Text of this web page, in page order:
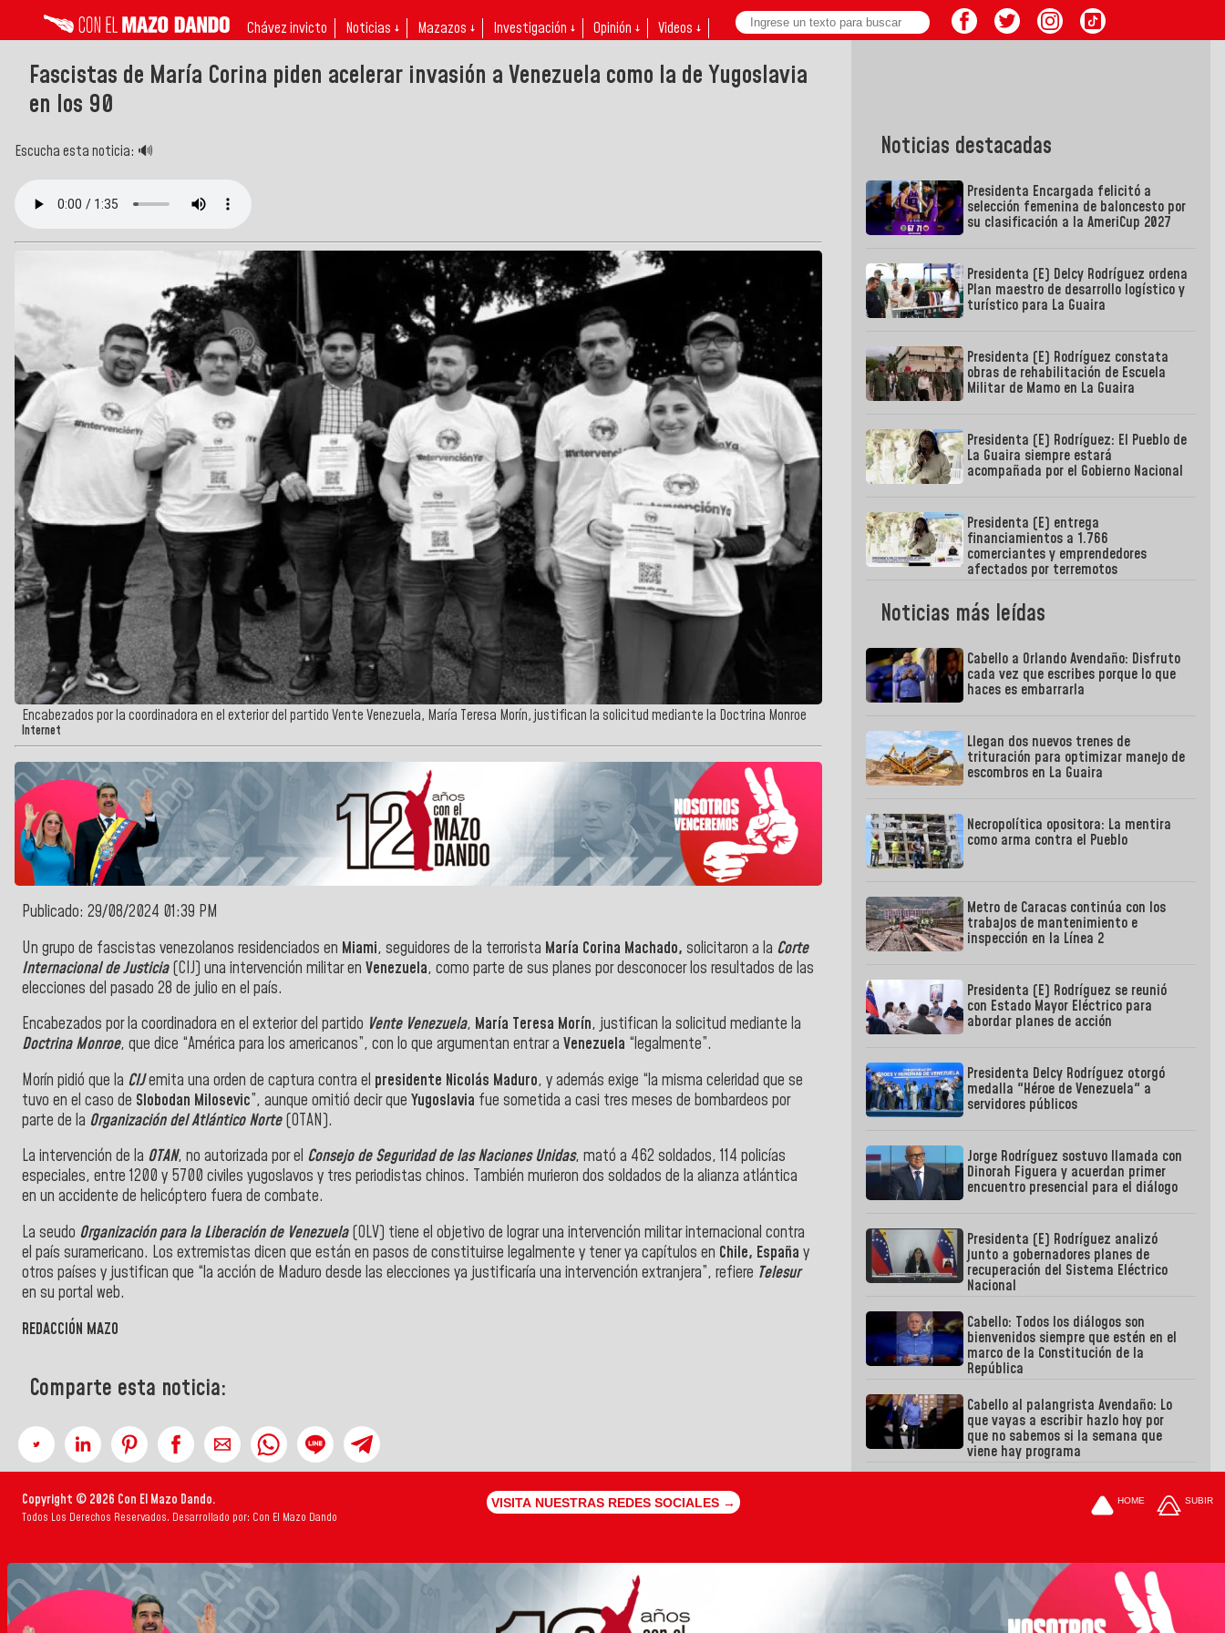
Chávez invicto Noticias ↓ Mazazos ↓ Investigación ↓ Opinión ↓ Videos ↓
Fascistas de María Corina piden acelerar invasión a Venezuela como la de Yugoslavia
en los 90
Escucha esta noticia: 🔊
Encabezados por la coordinadora en el exterior del partido Vente Venezuela, María Teresa Morín, justifican la solicitud mediante la Doctrina Monroe
Internet
Publicado: 29/08/2024 01:39 PM
Un grupo de fascistas venezolanos residenciados en Miami, seguidores de la terrorista María Corina Machado, solicitaron a la Corte
Internacional de Justicia(CIJ) una intervención militar en Venezuela, como parte de sus planes por desconocer los resultados de las
elecciones del pasado 28 de julio en el país.
Encabezados por la coordinadora en el exterior del partido Vente Venezuela, María Teresa Morín, justifican la solicitud mediante la
Doctrina Monroe, que dice “América para los americanos”, con lo que argumentan entrar a Venezuela “legalmente”.
Morín pidió que la CIJemita una orden de captura contra el presidente Nicolás Maduro, y además exige “la misma celeridad que se
tuvo en el caso de Slobodan Milosevic”, aunque omitió decir que Yugoslavia fue sometida a casi tres meses de bombardeos por
parte de la Organización del Atlántico Norte(OTAN).
La intervención de la OTAN, no autorizada por el Consejo de Seguridad de las Naciones Unidas, mató a 462 soldados, 114 policías
especiales, entre 1200 y 5700 civiles yugoslavos y tres periodistas chinos. También murieron dos soldados de la alianza atlántica
en un accidente de helicóptero fuera de combate.
La seudo Organización para la Liberación de Venezuela(OLV) tiene el objetivo de lograr una intervención militar internacional contra
el país suramericano. Los extremistas dicen que están en pasos de constituirse legalmente y tener ya capítulos en Chile, España y
otros países y justifican que “la acción de Maduro desde las elecciones ya justificaría una intervención extranjera”, refiere Telesur
en su portal web.
REDACCIÓN MAZO
Comparte esta noticia:
Noticias destacadas
Presidenta Encargada felicitó a
selección femenina de baloncesto por
su clasificación a la AmeriCup 2027
Presidenta (E) Delcy Rodríguez ordena
Plan maestro de desarrollo logístico y
turístico para La Guaira
Presidenta (E) Rodríguez constata
obras de rehabilitación de Escuela
Militar de Mamo en La Guaira
Presidenta (E) Rodríguez: El Pueblo de
La Guaira siempre estará
acompañada por el Gobierno Nacional
Presidenta (E) entrega
financiamientos a 1.766
comerciantes y emprendedores
afectados por terremotos
Noticias más leídas
Cabello a Orlando Avendaño: Disfruto
cada vez que escribes porque lo que
haces es embarrarla
Llegan dos nuevos trenes de
trituración para optimizar manejo de
escombros en La Guaira
Necropolítica opositora: La mentira
como arma contra el Pueblo
Metro de Caracas continúa con los
trabajos de mantenimiento e
inspección en la Línea 2
Presidenta (E) Rodríguez se reunió
con Estado Mayor Eléctrico para
abordar planes de acción
Presidenta Delcy Rodríguez otorgó
medalla "Héroe de Venezuela" a
servidores públicos
Jorge Rodríguez sostuvo llamada con
Dinorah Figuera y acuerdan primer
encuentro presencial para el diálogo
Presidenta (E) Rodríguez analizó
junto a gobernadores planes de
recuperación del Sistema Eléctrico
Nacional
Cabello: Todos los diálogos son
bienvenidos siempre que estén en el
marco de la Constitución de la
República
Cabello al palangrista Avendaño: Lo
que vayas a escribir hazlo hoy por
que no sabemos si la semana que
viene hay programa
Copyright © 2026 Con El Mazo Dando.
Todos Los Derechos Reservados. Desarrollado por: Con El Mazo Dando
VISITA NUESTRAS REDES SOCIALES → HOME SUBIR